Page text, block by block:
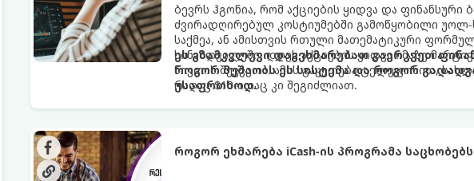
ბევრს ჰგონია, რომ აქციების ყიდვა და
ძვირადღირებულ კოსტიუმებში გამოწყობილი
საქმეა, ან ამისთვის რთული მათემატიკური
სინამდვილეში, დღეს აქციების ყიდვა იმაზე
ნივთის შეკვეთა. ამის გაკეთება ტელეფონით,
რაღაც $10-ითაც კი შეგიძლიათ.
ეს გზამკვლევი დაგეხმარებათ გაერკვეთ
როგორ მუშაობს ეს სისტემა და როგორ
უსაფრთხოდ.
როგორ ეხმარება iCash-ის პროგრამა